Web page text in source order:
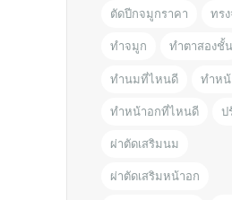
ตัดปีกจมูกราคา ทร
ทำจมูก ทำตาสองชั้น
ทำนมที่ไหนดี ทำหน้
ทำหน้าอกที่ไหนดี ป
ผ่าตัดเสริมนม
ผ่าตัดเสริมหน้าอก